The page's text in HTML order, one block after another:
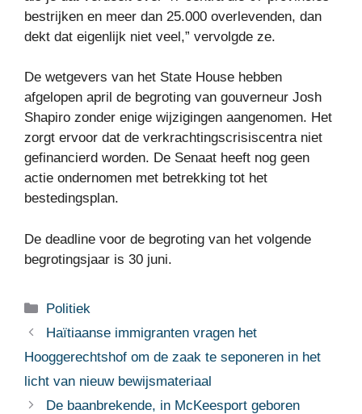
bestrijken en meer dan 25.000 overlevenden, dan
dekt dat eigenlijk niet veel,” vervolgde ze.
De wetgevers van het State House hebben
afgelopen april de begroting van gouverneur Josh
Shapiro zonder enige wijzigingen aangenomen. Het
zorgt ervoor dat de verkrachtingscrisiscentra niet
gefinancierd worden. De Senaat heeft nog geen
actie ondernomen met betrekking tot het
bestedingsplan.
De deadline voor de begroting van het volgende
begrotingsjaar is 30 juni.
Categorieën
Politiek
Haïtiaanse immigranten vragen het
Hooggerechtshof om de zaak te seponeren in het
licht van nieuw bewijsmateriaal
De baanbrekende, in McKeesport geboren